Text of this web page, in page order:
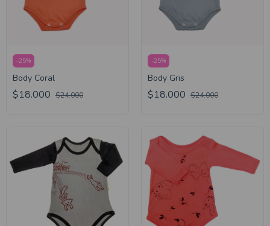
-25%
Body Coral
$18.000 $24.000
-25%
Body Gris
$18.000 $24.000